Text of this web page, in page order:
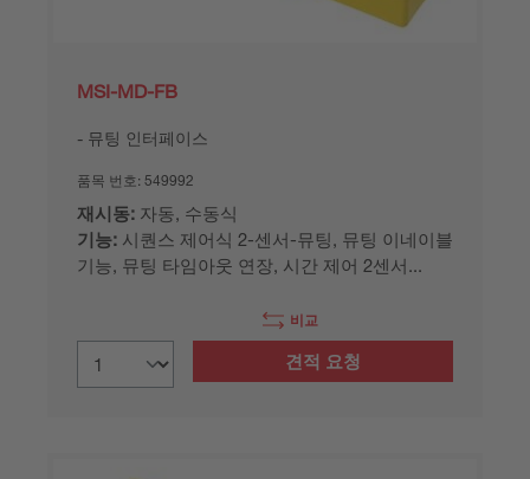
MSI-MD-FB
뮤팅 인터페이스
품목 번호: 549992
재시동: 자동, 수동식
기능: 시퀀스 제어식 2-센서-뮤팅, 뮤팅 이네이블
기능, 뮤팅 타임아웃 연장, 시간 제어 2센서...
비교
견적 요청